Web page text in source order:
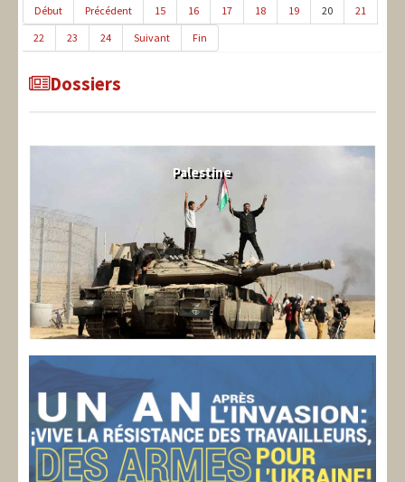
Début Précédent 15 16 17 18 19 20
21
22
23 24 Suivant Fin
Dossiers
Palestine